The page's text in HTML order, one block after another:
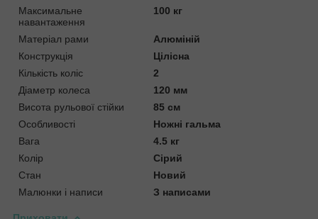
Максимальне
навантаження
100 кг
Матеріал рами
Алюміній
Конструкція
Цілісна
Кількість коліс
2
Діаметр колеса
120 мм
Висота рульової стійки
85 см
Особливості
Ножні гальма
Вага
4.5 кг
Колір
Сірий
Стан
Новий
Малюнки і написи
З написами